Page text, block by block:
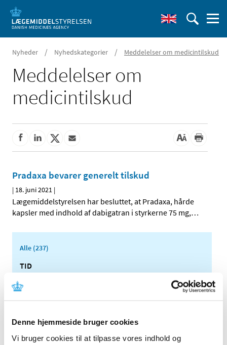
Denne hjemmeside bruger cookies
Vi bruger cookies til at tilpasse vores indhold og
Nyheder / Nyhedskategorier / Meddelelser om medicintilskud
Meddelelser om
medicintilskud
Pradaxa bevarer generelt tilskud
| 18. juni 2021 |
Lægemiddelstyrelsen har besluttet, at Pradaxa, hårde
kapsler med indhold af dabigatran i styrkerne 75 mg,…
Alle (237)
TID
2025 (17)
2023 (26)
2022 (16)